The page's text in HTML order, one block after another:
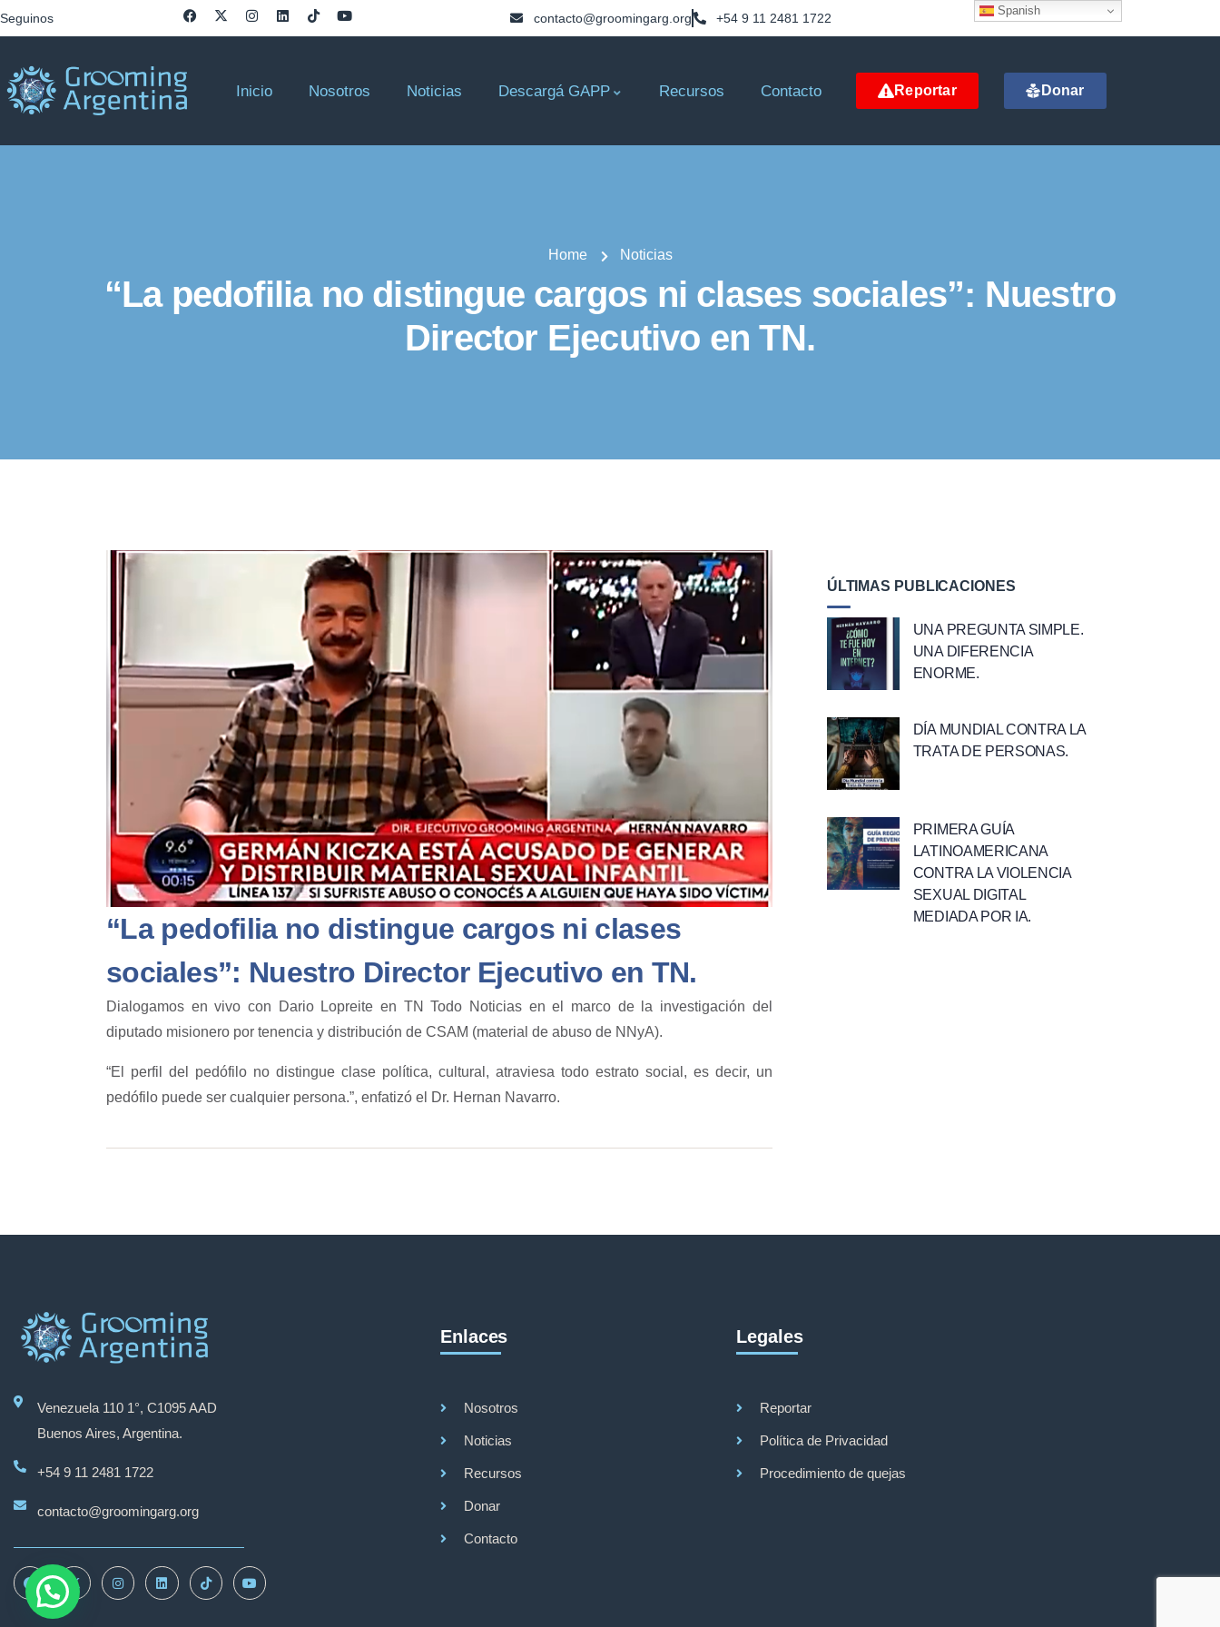
Seguinos contacto@groomingarg.org +54 9 11 2481 1722
Inicio Nosotros Noticias Descargá GAPP Recursos Contacto Reportar Donar
Home Noticias
“La pedofilia no distingue cargos ni clases sociales”: Nuestro
Director Ejecutivo en TN.
“La pedofilia no distingue cargos ni clases
sociales”: Nuestro Director Ejecutivo en TN.
Dialogamos en vivo con Dario Lopreite en TN Todo Noticias en el marco de la investigación del
diputado misionero por tenencia y distribución de CSAM (material de abuso de NNyA).
“El perfil del pedófilo no distingue clase política, cultural, atraviesa todo estrato social, es decir, un
pedófilo puede ser cualquier persona.”, enfatizó el Dr. Hernan Navarro.
ÚLTIMAS PUBLICACIONES
UNA PREGUNTA SIMPLE.
UNA DIFERENCIA
ENORME.
DÍA MUNDIAL CONTRA LA
TRATA DE PERSONAS.
PRIMERA GUÍA
LATINOAMERICANA
CONTRA LA VIOLENCIA
SEXUAL DIGITAL
MEDIADA POR IA.
Venezuela 110 1°, C1095 AAD
Buenos Aires, Argentina.
+54 9 11 2481 1722
contacto@groomingarg.org
Enlaces
Nosotros
Noticias
Recursos
Donar
Contacto
Legales
Reportar
Política de Privacidad
Procedimiento de quejas
Spanish